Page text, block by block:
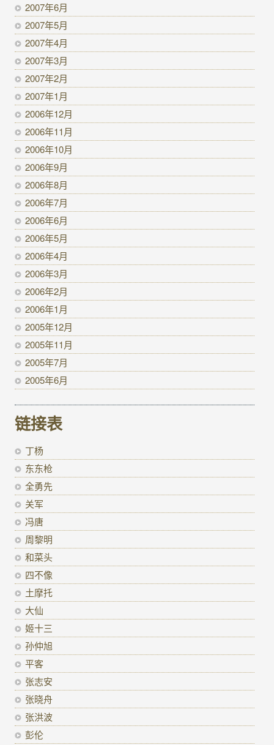
2007年6月
2007年5月
2007年4月
2007年3月
2007年2月
2007年1月
2006年12月
2006年11月
2006年10月
2006年9月
2006年8月
2006年7月
2006年6月
2006年5月
2006年4月
2006年3月
2006年2月
2006年1月
2005年12月
2005年11月
2005年7月
2005年6月
链接表
丁杨
东东枪
全勇先
关军
冯唐
周黎明
和菜头
四不像
土摩托
大仙
姬十三
孙仲旭
平客
张志安
张晓舟
张洪波
彭伦